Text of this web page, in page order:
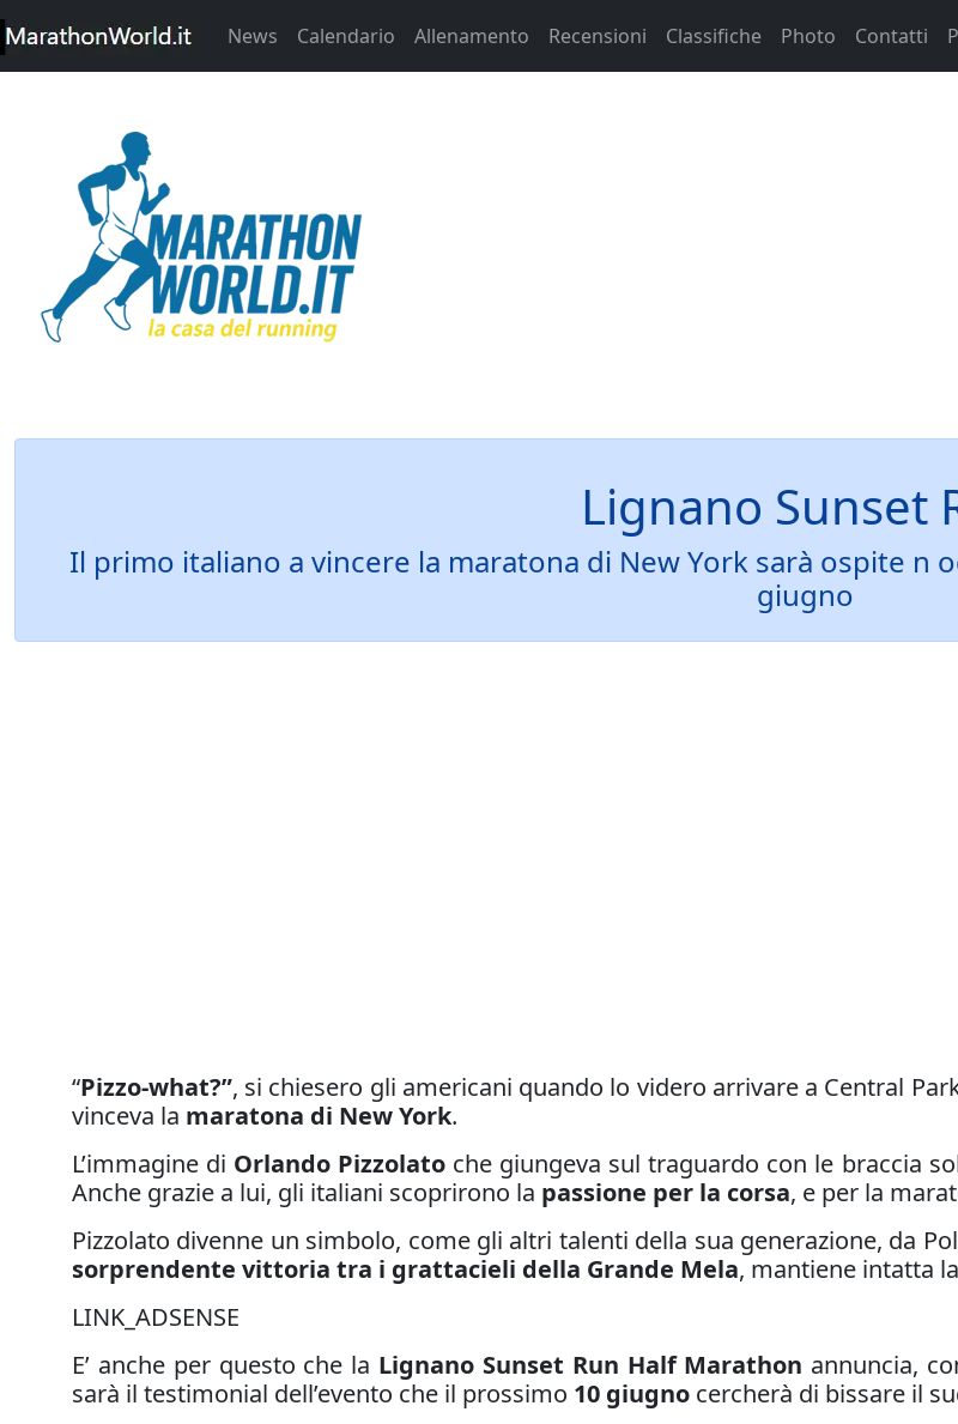
News Calendario Allenamento Recensioni Classifiche Photo Contatti
Lignano Sunset
Il primo italiano a vincere la maratona di New York sarà ospite n
giugno
“Pizzo-what?”, si chiesero gli americani quando lo videro arrivare a Central
vinceva la maratona di New York.
L’immagine di Orlando Pizzolato che giungeva sul traguardo con le braccia
Anche grazie a lui, gli italiani scoprirono la passione per la corsa, e per la
Pizzolato divenne un simbolo, come gli altri talenti della sua generazione, da
sorprendente vittoria tra i grattacieli della Grande Mela, mantiene intatta
LINK_ADSENSE
E’ anche per questo che la Lignano Sunset Run Half Marathon annuncia,
sarà il testimonial dell’evento che il prossimo 10 giugno cercherà di bissare il